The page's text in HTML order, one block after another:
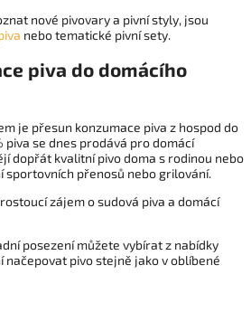
nové pivovary a pivní styly, jsou
nebo tematické pivní sety.
piva do domácího
je přesun konzumace piva z hospod do
piva se dnes prodává pro domácí
dopřát kvalitní pivo doma s rodinou nebo
sportovních přenosů nebo grilování.
zájem o sudová piva a domácí
posezení můžete vybírat z nabídky
načepovat pivo stejně jako v oblíbené